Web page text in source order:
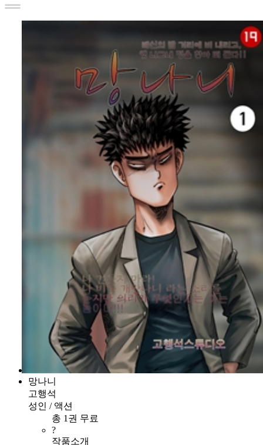
망나니
고행석
성인 / 액션
총 1권 무료
?
작품소개